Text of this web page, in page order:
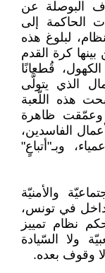
البوصلة عن
الحاكمة إلى
لبلوغ هذه
كرة القدم
قُطعانًا
الذي يتولَّى
هذه اللّعبة
وعمّقت ظاهرة
الفاسدين،
وبـ"أتباعٍ"
والأمنيّة
في تونس،
نظام تمييز
ولا السّيادة
وقوف بعده.